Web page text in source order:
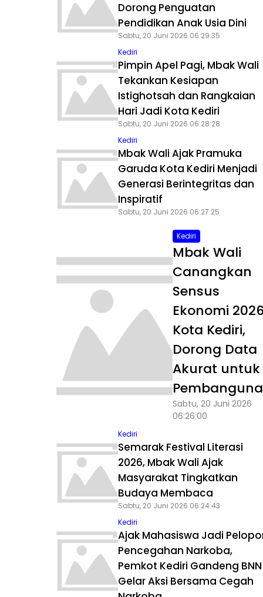
Dorong Penguatan
Pendidikan Anak Usia Dini
Sabtu, 20 Juni 2026 06:29:35
Kediri
Pimpin Apel Pagi, Mbak Wali
Tekankan Kesiapan
Istighotsah dan Rangkaian
Hari Jadi Kota Kediri
Sabtu, 20 Juni 2026 06:28:28
Kediri
Mbak Wali Ajak Pramuka
Garuda Kota Kediri Menjadi
Generasi Berintegritas dan
Inspiratif
Sabtu, 20 Juni 2026 06:27:25
Kediri
Mbak Wali
Canangkan
Sensus
Ekonomi
Kota Kediri,
Dorong Data
Akurat untuk
Sabtu, 20 Juni 2026
06:26:00
Kediri
Semarak Festival Literasi
2026, Mbak Wali Ajak
Masyarakat Tingkatkan
Budaya Membaca
Sabtu, 20 Juni 2026 06:24:43
Kediri
Ajak Mahasiswa Jadi
Pencegahan Narkoba,
Pemkot Kediri Gandeng BNN
Gelar Aksi Bersama Cegah